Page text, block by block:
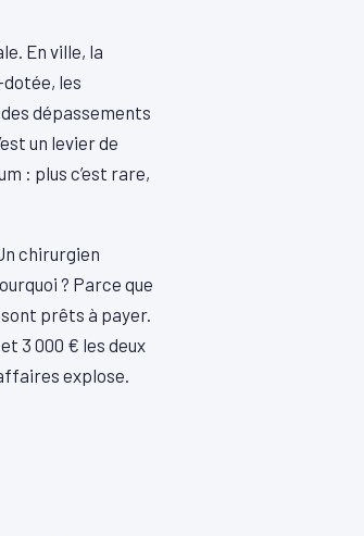
En ville, la
les
dépassements
un levier de
: plus c’est rare,
chirurgien
? Parce que
prêts à payer.
3 000 € les deux
explose.